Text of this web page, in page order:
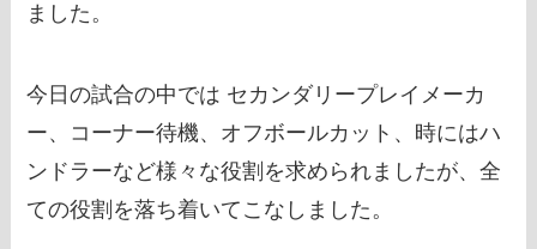
ました。
今日の試合の中では セカンダリープレイメーカ
ー、コーナー待機、オフボールカット、時にはハ
ンドラーなど様々な役割を求められましたが、全
ての役割を落ち着いてこなしました。